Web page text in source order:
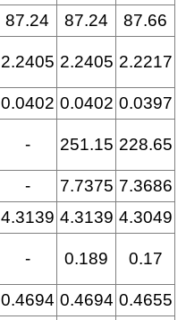
87.24 87.24
87.66
2.2405 2.2405 2.2217
0.0402 0.0402 0.0397
- 251.15 228.65
- 7.7375 7.3686
4.3139 4.3139 4.3049
- 0.189 0.17
0.4694 0.4694 0.4655